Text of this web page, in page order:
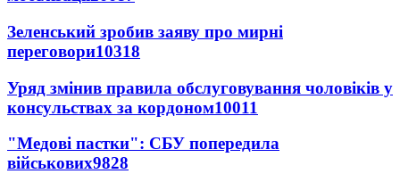
Зеленський зробив заяву про мирні
переговори10318
Уряд змінив правила обслуговування чоловіків у
консульствах за кордоном10011
"Медові пастки": СБУ попередила
військових9828